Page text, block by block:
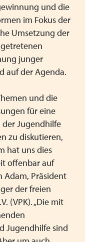
und die
im Fokus der
Umsetzung der
junger
auf der Agenda.
und die
für eine
Jugendhilfe
zu diskutieren,
hat uns dies
offenbar auf
Adam, Präsident
der freien
(VPK). „Die mit
Jugendhilfe sind